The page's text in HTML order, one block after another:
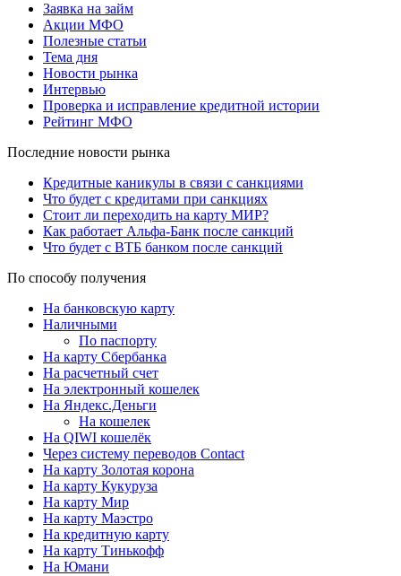
Заявка на займ
Акции МФО
Полезные статьи
Тема дня
Новости рынка
Интервью
Проверка и исправление кредитной истории
Рейтинг МФО
Последние новости рынка
Кредитные каникулы в связи с санкциями
Что будет с кредитами при санкциях
Стоит ли переходить на карту МИР?
Как работает Альфа-Банк после санкций
Что будет с ВТБ банком после санкций
По способу получения
На банковскую карту
Наличными
По паспорту
На карту Сбербанка
На расчетный счет
На электронный кошелек
На Яндекс.Деньги
На кошелек
На QIWI кошелёк
Через систему переводов Contact
На карту Золотая корона
На карту Кукуруза
На карту Мир
На карту Маэстро
На кредитную карту
На карту Тинькофф
На Юмани